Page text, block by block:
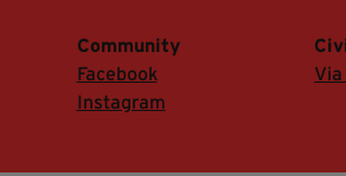
Community
Facebook
Instagram